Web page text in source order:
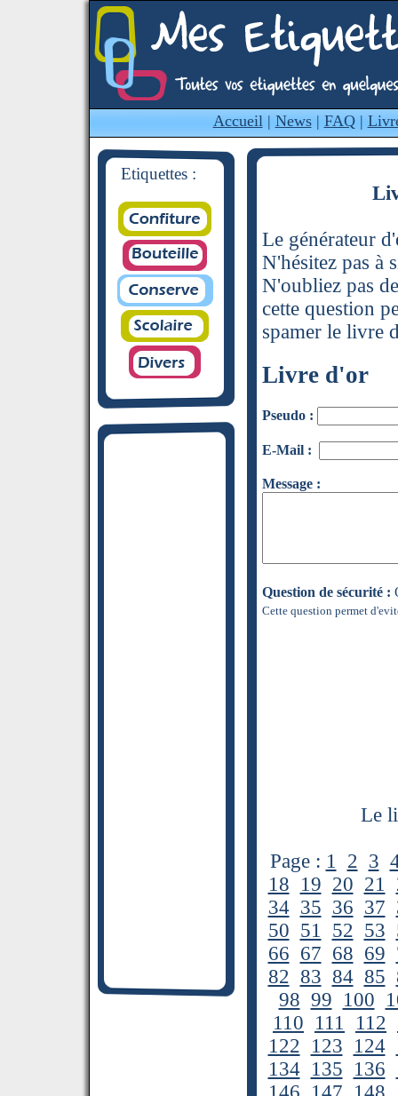
Accueil| News| FAQ|
Etiquettes :
Le générateur
N'hésitez pas à
N'oubliez pas
cette question
spamer le livre
Livre d'or
Pseudo :
E-Mail :
Message :
Question de sécurité :
Cette question permet
Le
Page : 1 2 3
18 19 20 21
34 35 36 37
50 51 52 53
66 67 68 69
82 83 84 85
98 99 100
110 111 112
122 123 124
134 135 136